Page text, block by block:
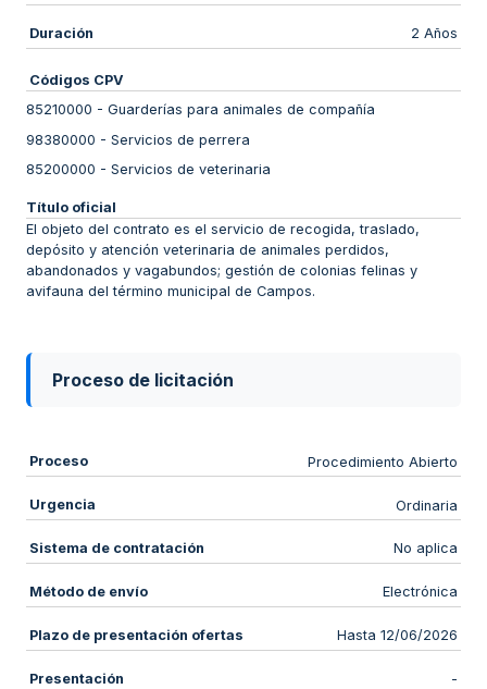
Duración 2 Años
Códigos CPV
85210000 - Guarderías para animales de compañía
98380000 - Servicios de perrera
85200000 - Servicios de veterinaria
Título oficial
El objeto del contrato es el servicio de recogida, traslado,
depósito y atención veterinaria de animales perdidos,
abandonados y vagabundos; gestión de colonias felinas y
avifauna del término municipal de Campos.
Proceso de licitación
Proceso Procedimiento Abierto
Urgencia Ordinaria
Sistema de contratación No aplica
Método de envío Electrónica
Plazo de presentación ofertas Hasta 12/06/2026
Presentación -